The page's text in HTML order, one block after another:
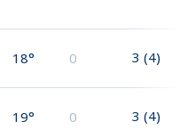
18° 0 3 (4)
19° 0 3 (4)